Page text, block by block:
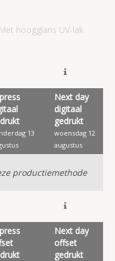
Met hoogglans UV-lak
Next day
digitaal
gedrukt
13
woensdag 12
augustus
productiemethode
Next day
offset
gedrukt